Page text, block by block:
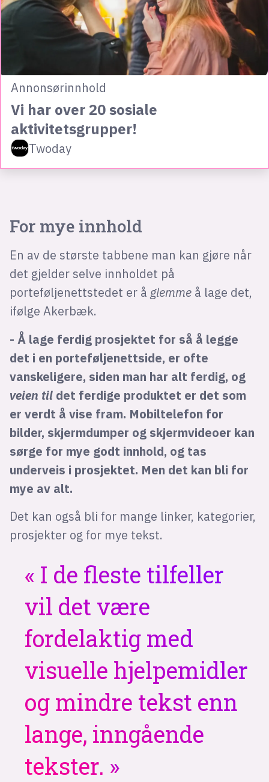
Annonsørinnhold
Vi har over 20 sosiale
aktivitetsgrupper!
Twoday
For mye innhold
En av de største tabbene man kan gjøre når
det gjelder selve innholdet på
porteføljenettstedet er å glemmeå lage det,
ifølge Akerbæk.
- Å lage ferdig prosjektet for så å legge
det i en porteføljenettside, er ofte
vanskeligere, siden man har alt ferdig, og
veien til det ferdige produktet er det som
er verdt å vise fram. Mobiltelefon for
bilder, skjermdumper og skjermvideoer kan
sørge for mye godt innhold, og tas
underveis i prosjektet. Men det kan bli for
mye av alt.
Det kan også bli for mange linker, kategorier,
prosjekter og for mye tekst.
I de fleste tilfeller
vil det være
fordelaktig med
visuelle hjelpemidler
og mindre tekst enn
lange, inngående
tekster.